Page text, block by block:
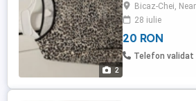
2
Bicaz-Chei,
28 iulie
20 RON
Telefon validat